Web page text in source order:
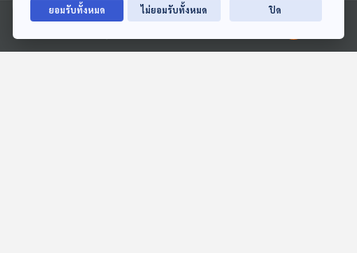
Ⓒ 2020 องค์การกระจายเสียงและแพร่ภาพสาธารณะแห่งประเทศไทย
ตอนที่เกี่ยวข้อง
ยอมรับทั้งหมด ไม่ยอมรับทั้งหมด ปิด